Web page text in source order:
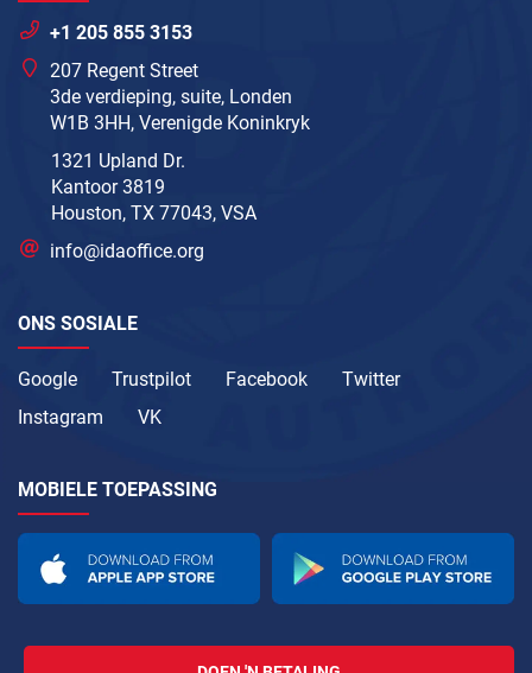
+1 205 855 3153
207 Regent Street
3de verdieping, suite, Londen
W1B 3HH, Verenigde Koninkryk
1321 Upland Dr.
Kantoor 3819
Houston, TX 77043, VSA
info@idaoffice.org
ONS SOSIALE
Google Trustpilot Facebook
Twitter
Instagram
VK
MOBIELE TOEPASSING